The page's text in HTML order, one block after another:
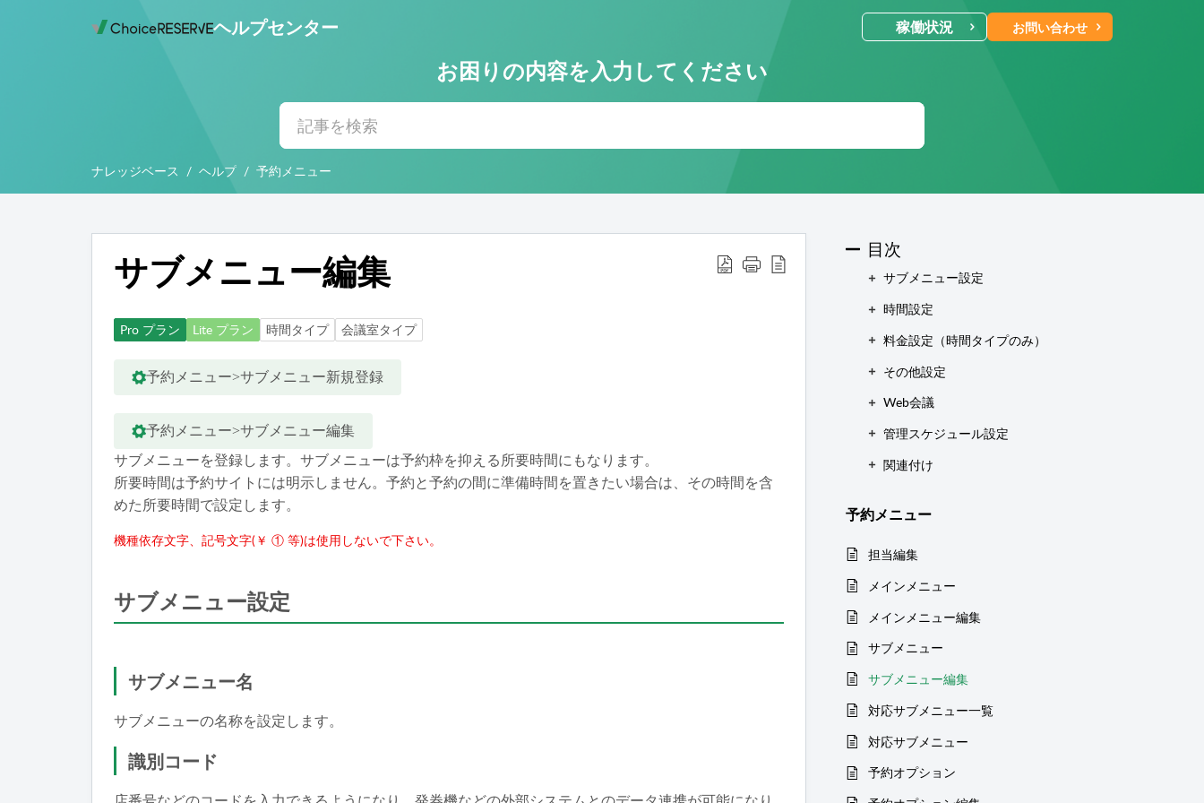
ヘルプセンター 稼働状況 お問い合わせ
メールでのお問い合わせ
問い合わせ受付後 (24時間365日)
※予約制
Web会議にて対応いたします。
お困りの内容を入力してください
ナレッジベース ヘルプ 予約メニュー
サブメニュー編集
Pro プラン Lite プラン 時間タイプ 会議室タイプ
予約メニュー>サブメニュー新規登録
予約メニュー>サブメニュー編集
サブメニューを登録します。サブメニューは予約枠を抑える所要時間にもなります。
所要時間は予約サイトには明示しません。予約と予約の間に準備時間を置きたい場合は、その時間を含
めた所要時間で設定します。
機種依存文字、記号文字(￥ ① 等)は使用しないで下さい。
サブメニュー設定
サブメニュー名
サブメニューの名称を設定します。
識別コード
目次
サブメニュー設定
時間設定
料金設定（時間タイプのみ）
その他設定
Web会議
管理スケジュール設定
関連付け
予約メニュー
担当編集
メインメニュー
メインメニュー編集
サブメニュー
サブメニュー編集
対応サブメニュー一覧
対応サブメニュー
予約オプション